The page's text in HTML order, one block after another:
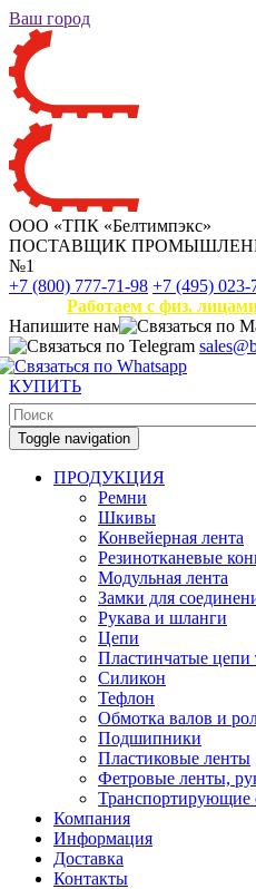
Ваш город
ООО «ТПК «Белтимпэкс»
ПОСТАВЩИК
№1
+7 (800) 777-71-98 +7 (495) 023-
Работаем с физ.
Напишите нам
КУПИТЬ
Toggle navigation
ПРОДУКЦИЯ
Ремни
Шкивы
Конвейерная лента
Резинотканевые
Модульная лента
Замки для
Рукава и шланги
Цепи
Пластинчатые цепи
Силикон
Тефлон
Обмотка валов и
Подшипники
Пластиковые ленты
Фетровые ленты,
Транспортирующие
Компания
Информация
Доставка
Контакты